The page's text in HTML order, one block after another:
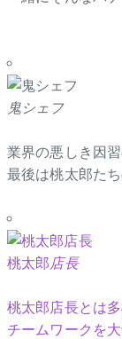
鬼シェフ
業界の悪しき因習
最後は桃太郎たち
桃太郎店長
桃太郎店長とは
チームワークを